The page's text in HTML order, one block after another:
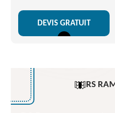
DEVIS GRATUIT
RS